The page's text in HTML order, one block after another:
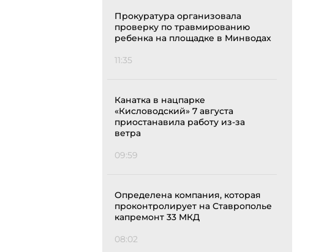
Прокуратура организовала
проверку по травмированию
ребенка на площадке в Минводах
11:35
Канатка в нацпарке
«Кисловодский» 7 августа
приостанавила работу из-за
ветра
09:59
Определена компания, которая
проконтролирует на Ставрополье
капремонт 33 МКД
08:02